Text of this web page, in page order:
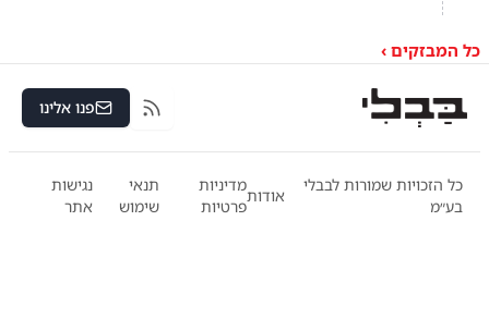
כל המבזקים ›
RSS פנו אלינו
כל הזכויות שמורות לבבלי
בע״מ
אודות
מדיניות
פרטיות
תנאי
שימוש
נגישות
אתר